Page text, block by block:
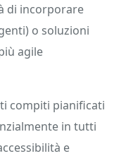
di incorporare
o soluzioni
agile
compiti pianificati
in tutti
e